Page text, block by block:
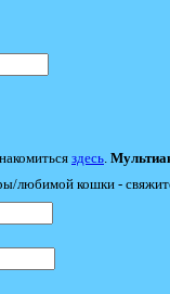
здесь
любимой кошки -